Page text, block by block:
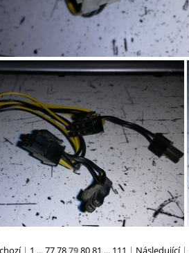
IMG 20171002 183816
| 1 ...7778798081 ... 111 | Následující |